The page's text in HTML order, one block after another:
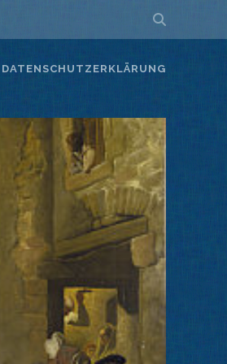
DATENSCHUTZERKLÄRUNG